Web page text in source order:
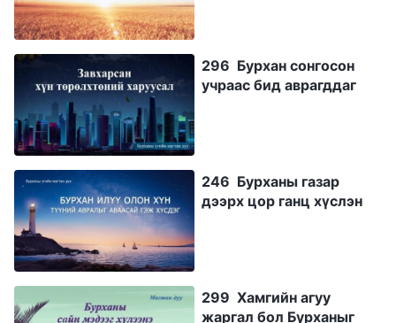
296 Бурхан сонгосон
учраас бид аврагддаг
246 Бурханы газар
дээрх цор ганц хүслэн
299 Хамгийн агуу
жаргал бол Бурханыг